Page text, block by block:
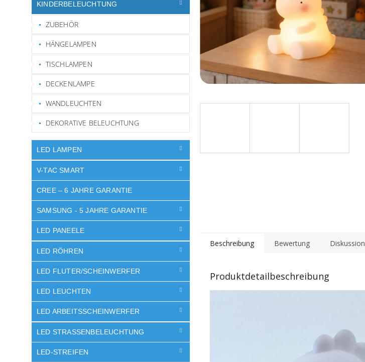
KINDERBELEUCHTUNG
ZUBEHÖR
HÄNGELAMPEN
TISCHLAMPEN
DECKENLAMPE
WANDLEUCHTEN
DEKORATIVE BELEUCHTUNG
LED LAMPEN
V-TAC SMART
CREE – 6 JAHRE GARANTIE
SAMSUNG - 5 JAHRE GARANTIE
LED PANEELE
LED RÖHREN
LED FLUTER/SCHEINWERFER
LED LEUCHTEN
LED ARBEITSSCHEINWERFER
LED STRASSENBELEUCHTUNG
LED-STREIFEN
Beschreibung Bewertung Diskussion
Produktdetailbeschreibung